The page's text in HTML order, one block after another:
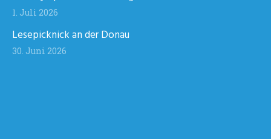
1. Juli 2026
Lesepicknick an der Donau
30. Juni 2026